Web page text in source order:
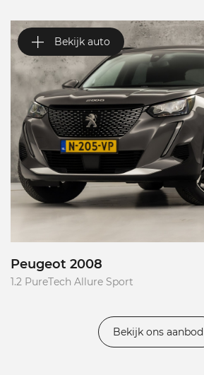
Bekijk auto
Peugeot 2008
1.2 PureTech Allure Sport
Bekijk ons aanbod